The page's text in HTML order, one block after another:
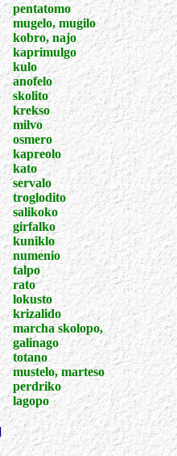
pentatomo
mugelo, mugilo
kobro, najo
kaprimulgo
kulo
anofelo
skolito
krekso
milvo
osmero
kapreolo
kato
servalo
troglodito
salikoko
girfalko
kuniklo
numenio
talpo
rato
lokusto
krizalido
marcha skolopo,
galinago
totano
mustelo, marteso
perdriko
lagopo